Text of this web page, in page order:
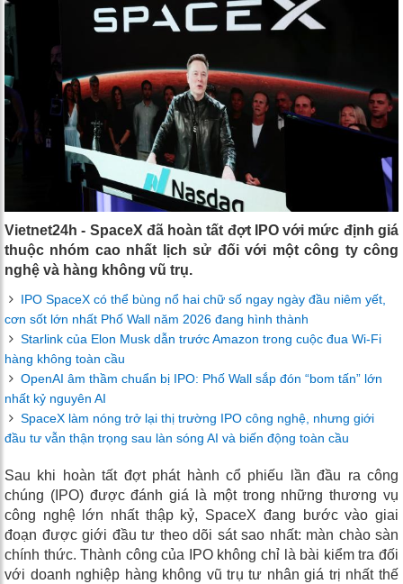
Vietnet24h - SpaceX đã hoàn tất đợt IPO với mức định giá
thuộc nhóm cao nhất lịch sử đối với một công ty công
nghệ và hàng không vũ trụ.
IPO SpaceX có thể bùng nổ hai chữ số ngay ngày đầu niêm yết,
cơn sốt lớn nhất Phố Wall năm 2026 đang hình thành
Starlink của Elon Musk dẫn trước Amazon trong cuộc đua Wi-Fi
hàng không toàn cầu
OpenAI âm thầm chuẩn bị IPO: Phố Wall sắp đón “bom tấn” lớn
nhất kỷ nguyên AI
SpaceX làm nóng trở lại thị trường IPO công nghệ, nhưng giới
đầu tư vẫn thận trọng sau làn sóng AI và biến động toàn cầu
Sau khi hoàn tất đợt phát hành cổ phiếu lần đầu ra công
chúng (IPO) được đánh giá là một trong những thương vụ
công nghệ lớn nhất thập kỷ, SpaceX đang bước vào giai
đoạn được giới đầu tư theo dõi sát sao nhất: màn chào sàn
chính thức. Thành công của IPO không chỉ là bài kiểm tra đối
với doanh nghiệp hàng không vũ trụ tư nhân giá trị nhất thế